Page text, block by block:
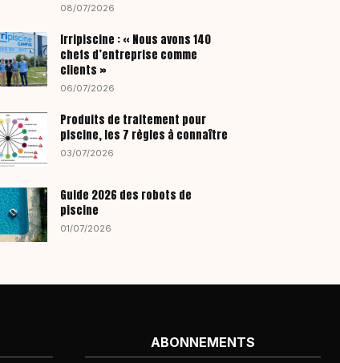
08/07/2026
Irripiscine : « Nous avons 140
chefs d’entreprise comme
clients »
06/07/2026
Produits de traitement pour
piscine, les 7 règles à connaître
03/07/2026
Guide 2026 des robots de
piscine
01/07/2026
ABONNEMENTS